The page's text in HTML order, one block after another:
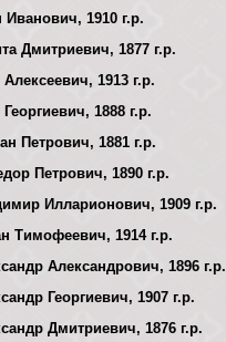
1910 г.р.
Дмитриевич, 1877 г.р.
1913 г.р.
1888 г.р.
Петрович, 1881 г.р.
Петрович, 1890 г.р.
Илларионович, 1909 г.р.
Тимофеевич, 1914 г.р.
Александрович, 1896 г.р.
Георгиевич, 1907 г.р.
Дмитриевич, 1876 г.р.